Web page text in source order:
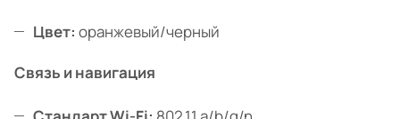
Цвет: оранжевый/черный
Связь и навигация